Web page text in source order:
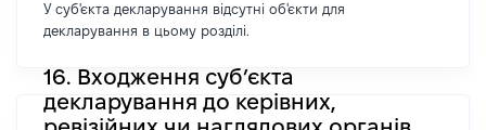
У суб'єкта декларування відсутні об'єкти для
декларування в цьому розділі.
16. Входження суб’єкта
декларування до керівних,